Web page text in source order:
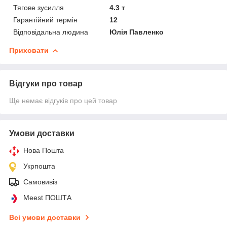
Тягове зусилля
4.3 т
Гарантійний термін
12
Відповідальна людина
Юлія Павленко
Приховати
Відгуки про товар
Ще немає відгуків про цей товар
Умови доставки
Нова Пошта
Укрпошта
Самовивіз
Meest ПОШТА
Всі умови доставки